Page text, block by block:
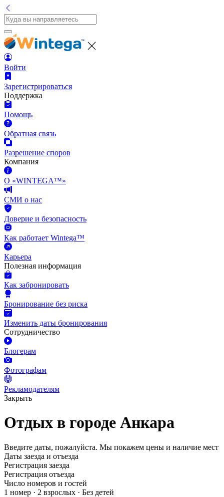
Войти
Зарегистрироваться
Поддержка
Помощь
Обратная связь
Разрешение споров
Компания
О «WINTEGA™»
СМИ о нас
Доверие и безопасность
Как работает Wintega™
Карьера
Полезная информация
Как забронировать
Бронирование без риска
Изменить даты бронирования
Сотрудничество
Блогерам
Фотографам
Рекламодателям
Закрыть
Отдых в городе Анкара
Введите даты, пожалуйста. Мы покажем цены и наличие мест
Даты заезда и отъезда
Регистрация заезда
Регистрация отъезда
Число номеров и гостей
1 номер · 2 взрослых · Без детей